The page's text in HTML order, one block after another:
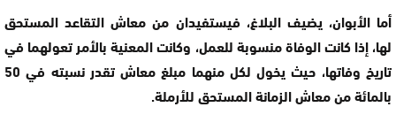
أما الأبوان، يضيف البلاغ، فيستفيدان من معاش التقاعد المستحق
لها، إذا كانت الوفاة منسوبة للعمل، وكانت المعنية بالأمر تعولهما في
تاريخ وفاتها، حيث يخول لكل منهما مبلغ معاش تقدر نسبته في 50
بالمائة من معاش الزمانة المستحق للأرملة.